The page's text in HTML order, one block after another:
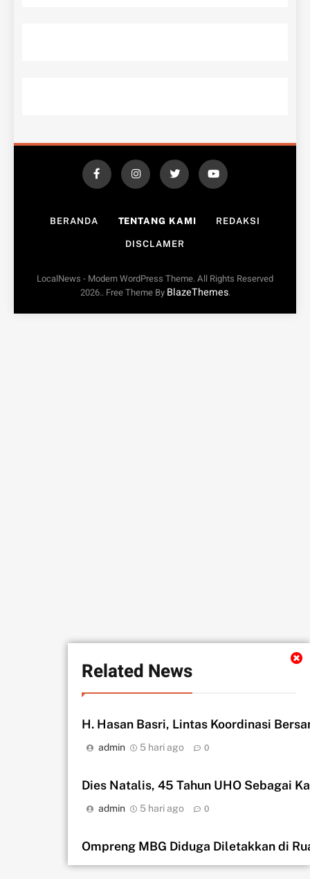
Related News
H. Hasan Basri, Lintas Koordinasi
admin 5 hari ago 0
‎Dies Natalis, 45 Tahun UHO Sebagai
admin 5 hari ago 0
Ompreng MBG Diduga Diletakkan di
admin 5 hari ago 0
BERANDA TENTANG KAMI REDAKSI
DISCLAMER
LocalNews - Modern WordPress Theme. All Rights Reserved
2026.. Free Theme By BlazeThemes.